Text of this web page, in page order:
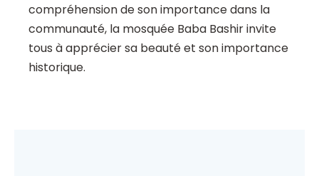
compréhension de son importance dans la
communauté, la mosquée Baba Bashir invite
tous à apprécier sa beauté et son importance
historique.